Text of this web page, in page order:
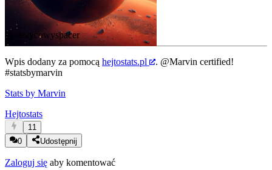
#ksiezycowyspacer
Wpis dodany za pomocą hejtostats.pl . @Marvin certified!
#statsbymarvin
Stats by Marvin
Hejtostats
11
0
Udostępnij
Zaloguj się aby komentować